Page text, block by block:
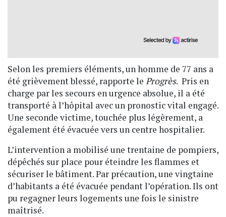
Selon les premiers éléments, un homme de 77 ans a
été grièvement blessé, rapporte le Progrès. Pris en
charge par les secours enurgence absolue, il a été
transporté à l’hôpital avec un pronostic vital engagé.
Une seconde victime, touchée plus légèrement, a
également été évacuée vers un centre hospitalier.
L’intervention a mobilisé une trentaine de pompiers,
dépêchés sur place pour éteindre les flammes et
sécuriser le bâtiment. Par précaution, une vingtaine
d’habitants a été évacuée pendant l’opération. Ils ont
pu regagner leurs logements une fois le sinistre
maîtrisé.